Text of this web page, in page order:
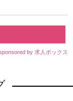
by 求人ボックス